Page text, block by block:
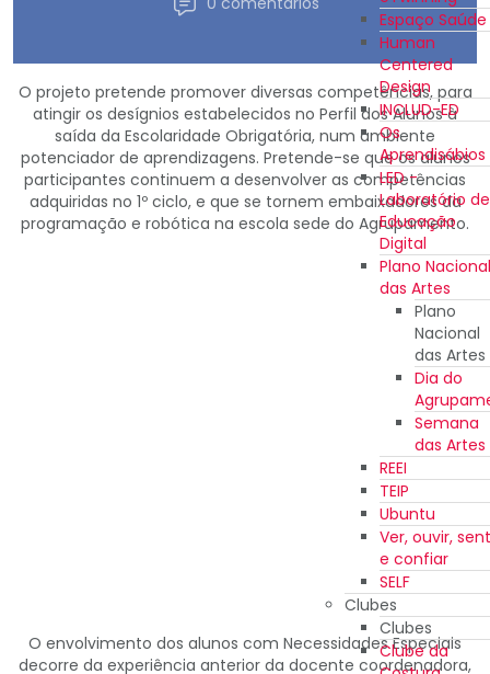
Espaço Saúde
Human
Centered
Design
INCLUD-ED
Os
Aprendisábios
LED -
Laboratório de
Educação
Digital
Plano Nacional
das Artes
Plano
Nacional
das Artes
Dia do
Semana
das Artes
REEI
TEIP
Ubuntu
Ver, ouvir,
e confiar
SELF
Clubes
Clubes
Clube da
O projeto pretende promover diversas competências, para
atingir os desígnios estabelecidos no Perfil dos Alunos à
saída da Escolaridade Obrigatória, num ambiente
potenciador de aprendizagens. Pretende-se que os alunos
participantes continuem a desenvolver as competências
adquiridas no 1º ciclo, e que se tornem embaixadores da
programação e robótica na escola sede do Agrupamento.
O envolvimento dos alunos com Necessidades Especiais
decorre da experiência anterior da docente coordenadora,